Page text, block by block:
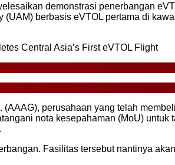
demonstrasi penerbangan
berbasis eVTOL pertama di
Central Asia’s First eVTOL Flight
perusahaan yang telah
nota kesepahaman (MoU)
Fasilitas tersebut nantinya